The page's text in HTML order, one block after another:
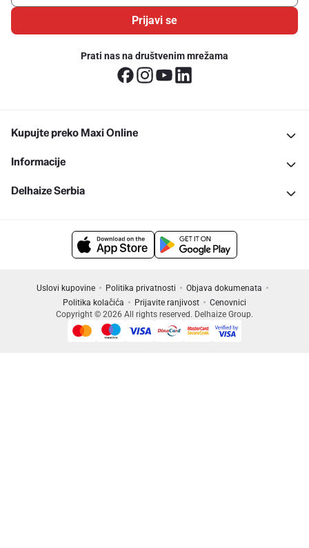
Prijavi se
Prati nas na društvenim mrežama
Kupujte preko Maxi Online
Informacije
Delhaize Serbia
Uslovi kupovine Politika privatnosti
Objava dokumenata
Politika kolačića
Prijavite ranjivost
Cenovnici
Copyright © 2026 All rights reserved. Delhaize Group.